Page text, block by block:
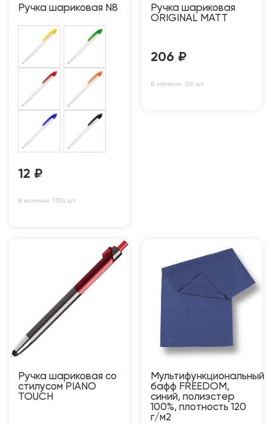
Ручка шариковая N8
12 ₽
В наличии: 17516 шт
Ручка шариковая
ORIGINAL MATT
206 ₽
В наличии: 355 шт
Ручка шариковая со
стилусом PIANO
TOUCH
Мультифункциональный
бафф FREEDOM,
синий, полиэстер
100%, плотность 120
г/м2